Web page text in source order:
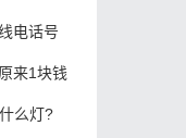
电话号
来1块钱
么灯?